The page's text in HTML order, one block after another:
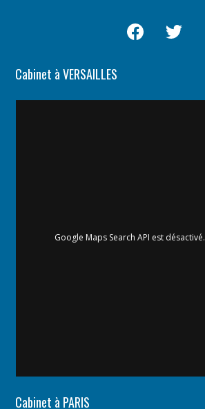
Cabinet à VERSAILLES
Google Maps Search API est désactivé.
Cabinet à PARIS